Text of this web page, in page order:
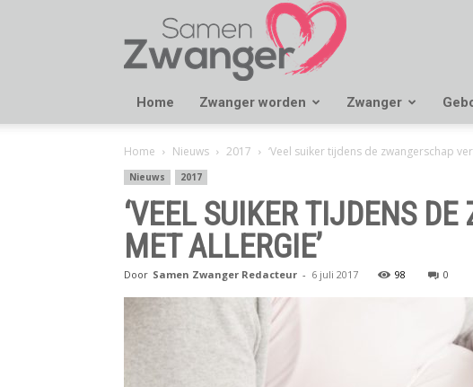
Samen
Zwanger
Home Zwanger worden Zwanger
Home Nieuws 2017 ‘Veel suiker tijdens de zwangerschap
Nieuws 2017
‘VEEL SUIKER TIJDENS
MET ALLERGIE’
Door Samen Zwanger Redacteur - 6 juli 2017 98 0